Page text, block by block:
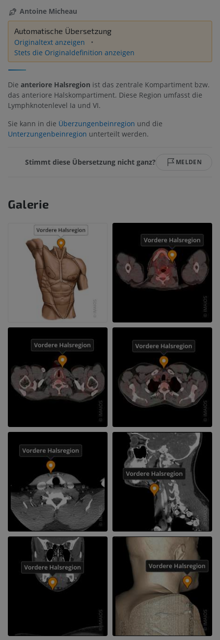
Antoine Micheau
Automatische Übersetzung
Originaltext anzeigen
Stets die Originaldefinition anzeigen
Die anteriore Halsregion ist das zentrale Kompartiment bzw.
das anteriore Halskompartiment. Diese Region umfasst die
Lymphknotenlevel Ia und VI.
Sie kann in die Überzungenbeinregion und die
Unterzungenbeinregion unterteilt werden.
Stimmt diese Übersetzung nicht ganz? MELDEN
Galerie